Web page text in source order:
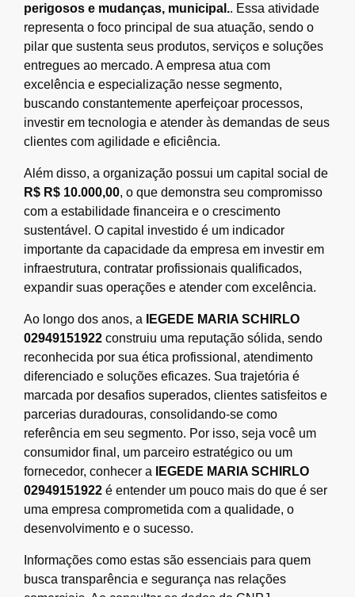
perigosos e mudanças, municipal.. Essa atividade
representa o foco principal de sua atuação, sendo o
pilar que sustenta seus produtos, serviços e soluções
entregues ao mercado. A empresa atua com
excelência e especialização nesse segmento,
buscando constantemente aperfeiçoar processos,
investir em tecnologia e atender às demandas de seus
clientes com agilidade e eficiência.
Além disso, a organização possui um capital social de
R$ R$ 10.000,00, o que demonstra seu compromisso
com a estabilidade financeira e o crescimento
sustentável. O capital investido é um indicador
importante da capacidade da empresa em investir em
infraestrutura, contratar profissionais qualificados,
expandir suas operações e atender com excelência.
Ao longo dos anos, a
IEGEDE MARIA SCHIRLO
02949151922 construiu uma reputação sólida, sendo
reconhecida por sua ética profissional, atendimento
diferenciado e soluções eficazes. Sua trajetória é
marcada por desafios superados, clientes satisfeitos e
parcerias duradouras, consolidando-se como
referência em seu segmento. Por isso, seja você um
consumidor final, um parceiro estratégico ou um
fornecedor, conhecer a
IEGEDE MARIA SCHIRLO
02949151922 é entender um pouco mais do que é ser
uma empresa comprometida com a qualidade, o
desenvolvimento e o sucesso.
Informações como estas são essenciais para quem
busca transparência e segurança nas relações